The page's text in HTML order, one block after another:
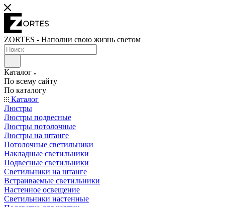
ZORTES - Наполни свою жизнь светом
Каталог
По всему сайту
По каталогу
Каталог
Люстры
Люстры подвесные
Люстры потолочные
Люстры на штанге
Потолочные светильники
Накладные светильники
Подвесные светильники
Светильники на штанге
Встраиваемые светильники
Настенное освещение
Светильники настенные